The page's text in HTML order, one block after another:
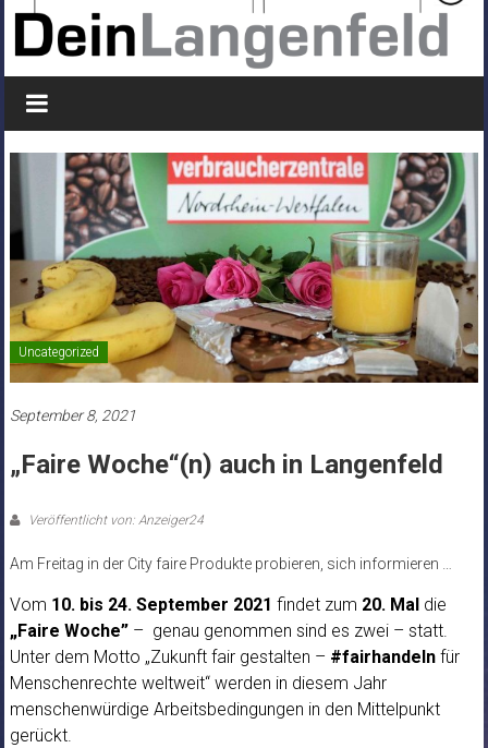
Uncategorized
September 8, 2021
„Faire Woche“(n) auch in Langenfeld
Veröffentlicht von: Anzeiger24
Am Freitag in der City faire Produkte probieren, sich informieren …
Vom 10. bis 24. September 2021 findet zum 20. Mal die
„Faire Woche”– genau genommen sind es zwei – statt.
Unter dem Motto „Zukunft fair gestalten – #fairhandelnfür
Menschenrechte weltweit“ werden in diesem Jahr
menschenwürdige Arbeitsbedingungen in den Mittelpunkt
gerückt.